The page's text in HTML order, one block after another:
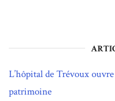
L’hôpital de Trévoux
patrimoine